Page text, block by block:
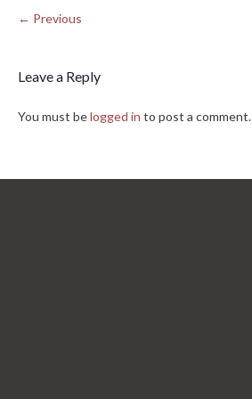
← Previous
Leave a Reply
You must belogged in to post a comment.